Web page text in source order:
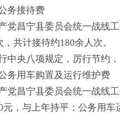
务接待费
党昌宁县委员会统一战线
共计接待约180余人次。
中央八项规定，厉行节约
务用车购置及运行维护费
党昌宁县委员会统一战线
元，与上年持平；公务用